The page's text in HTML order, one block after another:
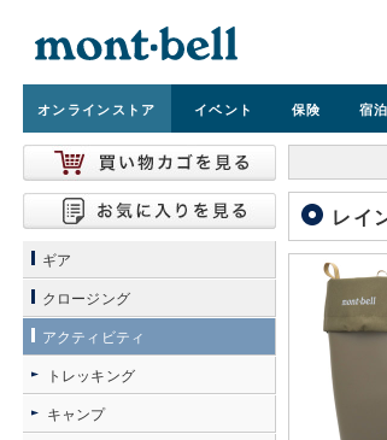
オンラインストア イベント 保険 宿泊
レイ
ギア
クロージング
アクティビティ
トレッキング
キャンプ